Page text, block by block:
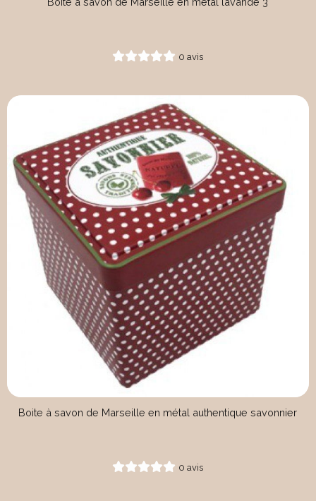
0 avis
Boite à savon de Marseille en métal authentique savonnier
0 avis